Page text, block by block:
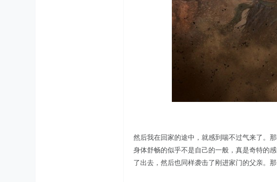
然后我在回家的途中，就感到喘不过气来了。
身体舒畅的似乎不是自己的一般，真是奇特的
了出去，然后也同样袭击了刚进家门的父亲。